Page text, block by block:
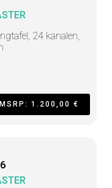
24 kanalen,
MSRP: 1.200,00 €